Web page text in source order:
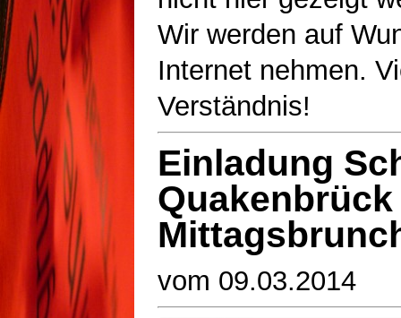
Wir werden auf
Internet nehmen.
Verständnis!
Einladung
Quakenbrück
vom 09.03.2014